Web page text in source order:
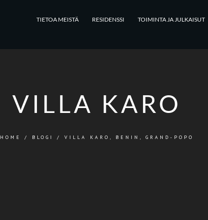
TIETOA MEISTÄ RESIDENSSI TOIMINTA JA JULKAISUT
VILLA KARO
HOME / BLOGI / VILLA KARO, BENIN, GRAND-POPO